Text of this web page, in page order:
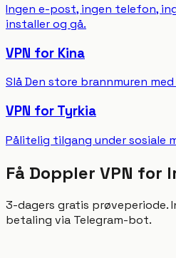
Ingen e-post, ingen telefon,
installer og gå.
VPN for Kina
Slå Den store brannmuren med
VPN for Tyrkia
Pålitelig tilgang under sosiale
Få Doppler VPN for
3-dagers gratis prøveperiode.
betaling via Telegram-bot.